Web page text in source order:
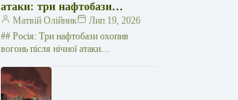
атаки: три нафтобази
палають у Ставрополі –
OSINT-аналіз
Матвій Олійник
Лип 19, 2026
## Росія: Три нафтобази охопив
вогонь після нічної атаки
posts:Щеплення від грипу: де можна
безкоштовно щепитись у…